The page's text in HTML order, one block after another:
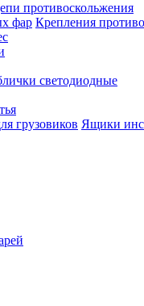
противоскольжения
Крепления
светодиодные
Ящики